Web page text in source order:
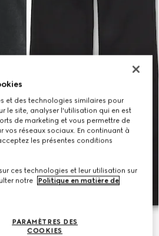
et des technologies similaires pour
le site, analyser l'utilisation qui en est
de marketing et vous permettre de
vos réseaux sociaux. En continuant à
les présentes conditions
ces technologies et leur utilisation sur
notre
Politique en matière de
PARAMÈTRES DES
COOKIES